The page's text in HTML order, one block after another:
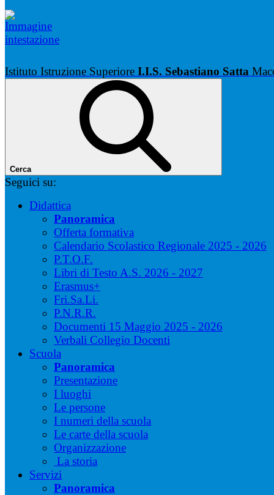
Istituto Istruzione Superiore I.I.S. Sebastiano Satta
Cerca
Seguici su:
Didattica
Panoramica
Offerta formativa
Calendario Scolastico Regionale 2025 - 2026
P.T.O.F.
Libri di Testo A.S. 2026 - 2027
Erasmus+
Fri.Sa.Li.
P.N.R.R.
Documenti 15 Maggio 2025 - 2026
Verbali Collegio Docenti
Scuola
Panoramica
Presentazione
I luoghi
Le persone
I numeri della scuola
Le carte della scuola
Organizzazione
La storia
Servizi
Panoramica